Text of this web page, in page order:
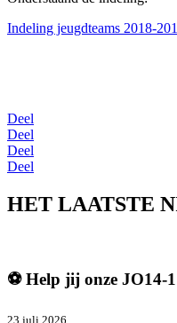
Indeling jeugdteams 2018-
Deel
Deel
Deel
Deel
HET LAATSTE
⚽️ Help jij onze JO14-
23 juli 2026